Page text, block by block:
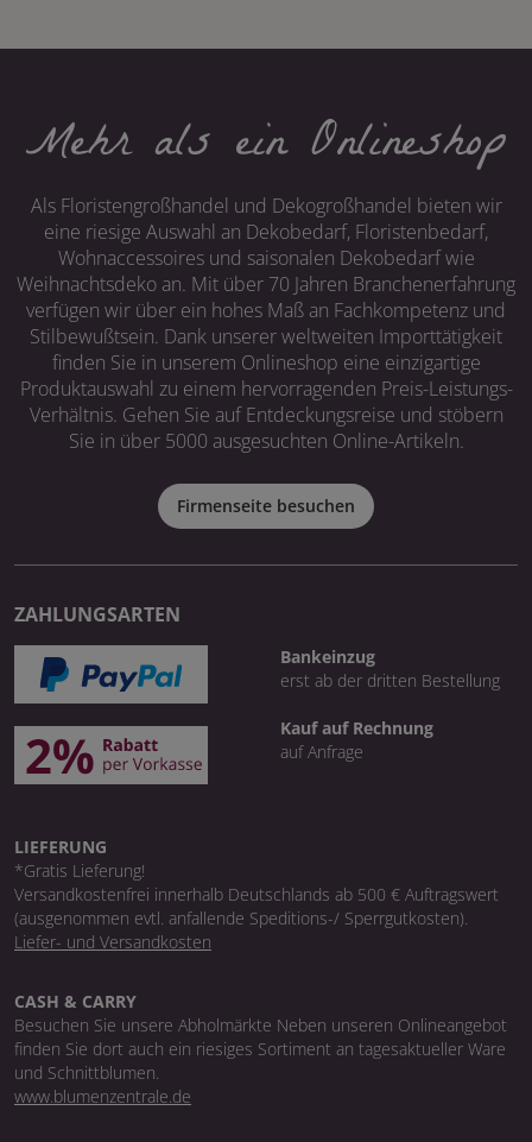
Mehr als ein Onlineshop
Als Floristengroßhandel und Dekogroßhandel bieten wir
eine riesige Auswahl an Dekobedarf, Floristenbedarf,
Wohnaccessoires und saisonalen Dekobedarf wie
Weihnachtsdeko an. Mit über 70 Jahren Branchenerfahrung
verfügen wir über ein hohes Maß an Fachkompetenz und
Stilbewußtsein. Dank unserer weltweiten Importtätigkeit
finden Sie in unserem Onlineshop eine einzigartige
Produktauswahl zu einem hervorragenden Preis-Leistungs-
Verhältnis. Gehen Sie auf Entdeckungsreise und stöbern
Sie in über 5000 ausgesuchten Online-Artikeln.
Firmenseite besuchen
ZAHLUNGSARTEN
Bankeinzug
erst ab der dritten Bestellung
Kauf auf Rechnung
auf Anfrage
LIEFERUNG
*Gratis Lieferung!
Versandkostenfrei innerhalb Deutschlands ab 500 € Auftragswert
(ausgenommen evtl. anfallende Speditions-/ Sperrgutkosten).
Liefer- und Versandkosten
CASH & CARRY
Besuchen Sie unsere Abholmärkte Neben unseren Onlineangebot
finden Sie dort auch ein riesiges Sortiment an tagesaktueller Ware
und Schnittblumen.
www.blumenzentrale.de